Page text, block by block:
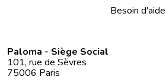
Besoin
Paloma - Siège Social
101, rue de Sèvres
75006 Paris